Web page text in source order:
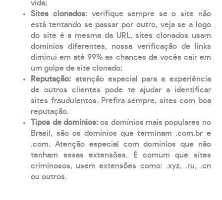
vida;
Sites clonados: verifique sempre se o site não
está tentando se passar por outro, veja se a logo
do site é a mesma da URL, sites clonados usam
domínios diferentes, nossa verificação de links
diminui em até 99% as chances de vocês cair em
um golpe de site clonado;
Reputação: atenção especial para a experiência
de outros clientes pode te ajudar a identificar
sites fraudulentos. Prefira sempre, sites com boa
reputação.
Tipos de domínios:os domínios mais populares no
Brasil, são os domínios que terminam .com.br e
.com. Atenção especial com domínios que não
tenham essas extensões. É comum que sites
criminosos, usem extensões como: .xyz, .ru, .cn
ou outros.